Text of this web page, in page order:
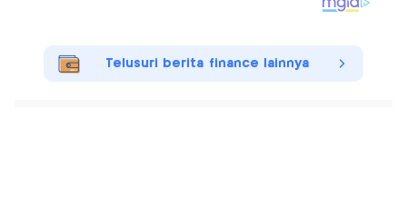
Telusuri berita finance lainnya